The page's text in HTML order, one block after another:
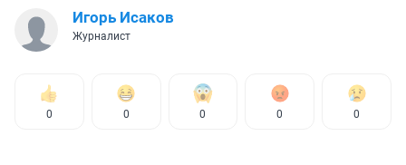
Игорь Исаков
Журналист
0 0 0 0 0